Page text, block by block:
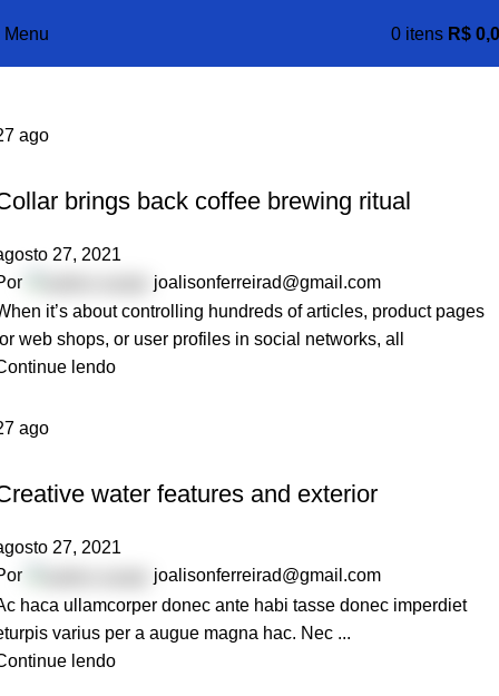
Menu 0 itens R$
Tag Archives: Furniture
ago
brings back coffee brewing ritual
27, 2021
joalisonferreirad@gmail.com
it’s about controlling hundreds of articles, product pages
web shops, or user profiles in social networks, all
lendo
ago
water features and exterior
27, 2021
joalisonferreirad@gmail.com
haca ullamcorper donec ante habi tasse donec imperdiet
varius per a augue magna hac. Nec ...
lendo